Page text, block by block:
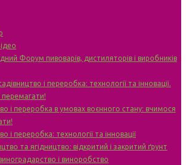
Форум пивоварів, дистиляторів і виробників
і переробка: технології та інновації.
і переробка в умовах воєнного стану: вчимося
і переробка: технології та інновації
та ягідництво: відкритий і закритий ґрунт
і виноробство